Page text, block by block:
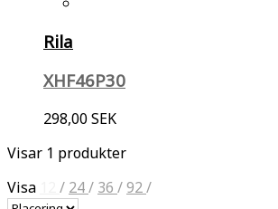
Rila
XHF46P30
298,00 SEK
Visar 1 produkter
Visa
/ 24/ 36 /92/